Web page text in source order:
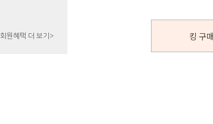
회원혜택 더 보기> 킹 구